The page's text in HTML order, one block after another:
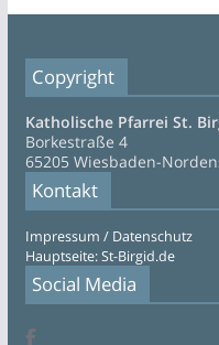
Copyright
Katholische Pfarrei St.
Borkestraße 4
65205 Wiesbaden-
Kontakt
Impressum / Datenschutz
Hauptseite: St-Birgid.de
Social Media